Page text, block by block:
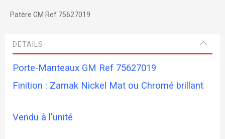
Patère GM Ref 75627019
DETAILS
Porte-Manteaux GM Ref 75627019
Finition : Zamak Nickel Mat ou Chromé brillant
Vendu à l'unité